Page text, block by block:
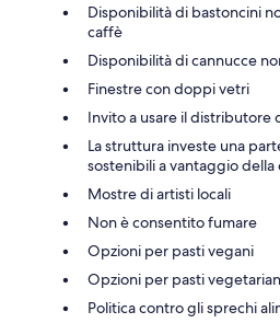
Disponibilità di bastoncini
caffè
Disponibilità di cannucce
Finestre con doppi vetri
Invito a usare il distributore
La struttura investe una
sostenibili a vantaggio della
Mostre di artisti locali
Non è consentito fumare
Opzioni per pasti vegani
Opzioni per pasti
Politica contro gli sprechi